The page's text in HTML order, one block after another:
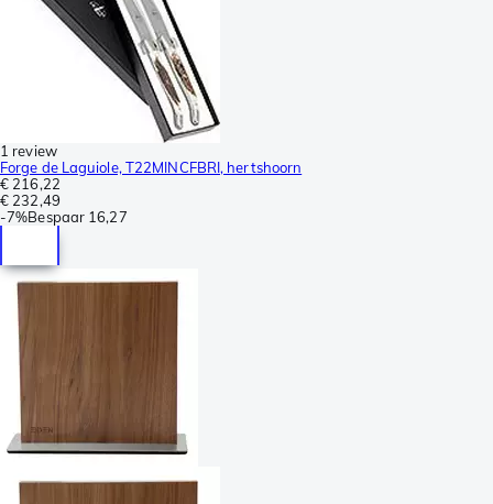
1 review
Forge de Laguiole, T22MINCFBRI, hertshoorn
€ 216,22
€ 232,49
-7%Bespaar 16,27